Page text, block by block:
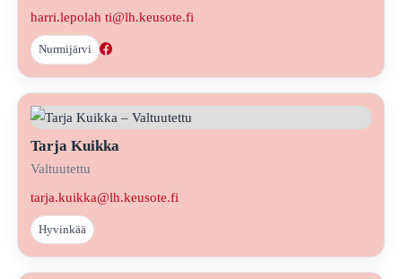
harri.lepolah ti@lh.keusote.fi
Nurmijärvi
Tarja Kuikka
Valtuutettu
tarja.kuikka@lh.keusote.fi
Hyvinkää